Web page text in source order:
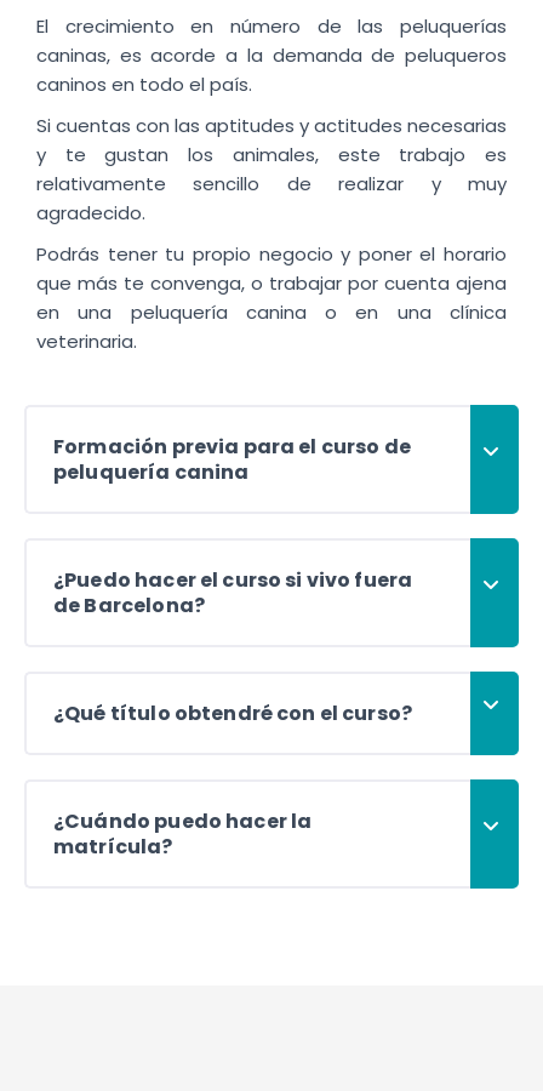
El crecimiento en número de las peluquerías
caninas, es acorde a la demanda de peluqueros
caninos en todo el país.
Si cuentas con las aptitudes y actitudes necesarias
y te gustan los animales, este trabajo es
relativamente sencillo de realizar y muy
agradecido.
Podrás tener tu propio negocio y poner el horario
que más te convenga, o trabajar por cuenta ajena
en una peluquería canina o en una clínica
veterinaria.
Formación previa para el curso de
peluquería canina
¿Puedo hacer el curso si vivo fuera
de Barcelona?
¿Qué título obtendré con el curso?
¿Cuándo puedo hacer la
matrícula?